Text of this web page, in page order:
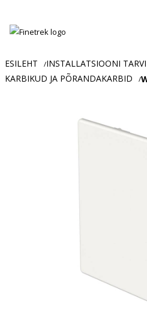
Usaldusväärne
jaESILEHT /INSTALLATSIOONI
KARBIKUD JA PÕRANDAKARBID /